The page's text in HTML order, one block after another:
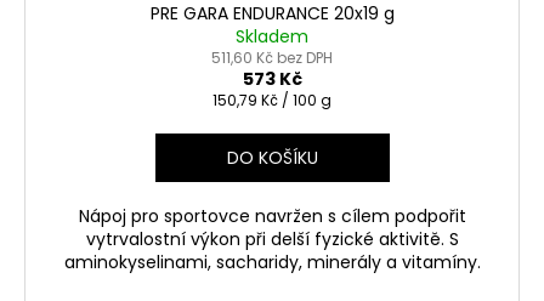
PRE GARA ENDURANCE 20x19 g
Skladem
511,60 Kč bez DPH
573 Kč
Měrná
150,79 Kč / 100 g
DO KOŠÍKU
Nápoj pro sportovce navržen s cílem podpořit
vytrvalostní výkon při delší fyzické aktivitě. S
aminokyselinami, sacharidy, minerály a vitamíny.